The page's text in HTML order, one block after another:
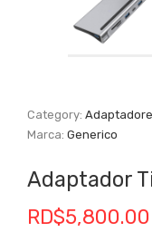
Category:
Marca:Generico
Adaptador
RD$5,800.00